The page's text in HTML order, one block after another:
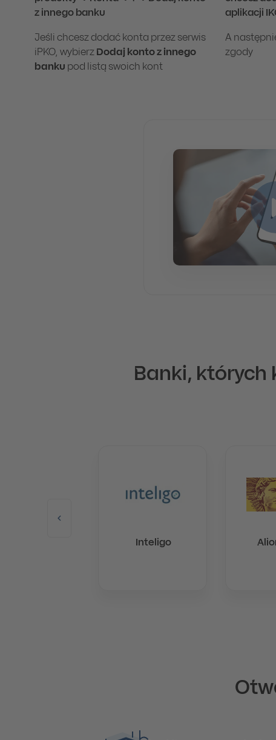
z innego banku
Jeśli chcesz dodać konta przez serwis
iPKO, wybierz Dodaj konto z innego
banku pod listą swoich kont
aplikacji
A
zgody
Banki, których
Inteligo